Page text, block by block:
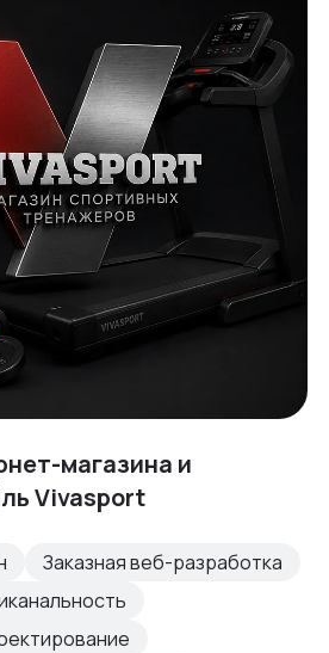
магазина и
Vivasport
Заказная веб-разработка